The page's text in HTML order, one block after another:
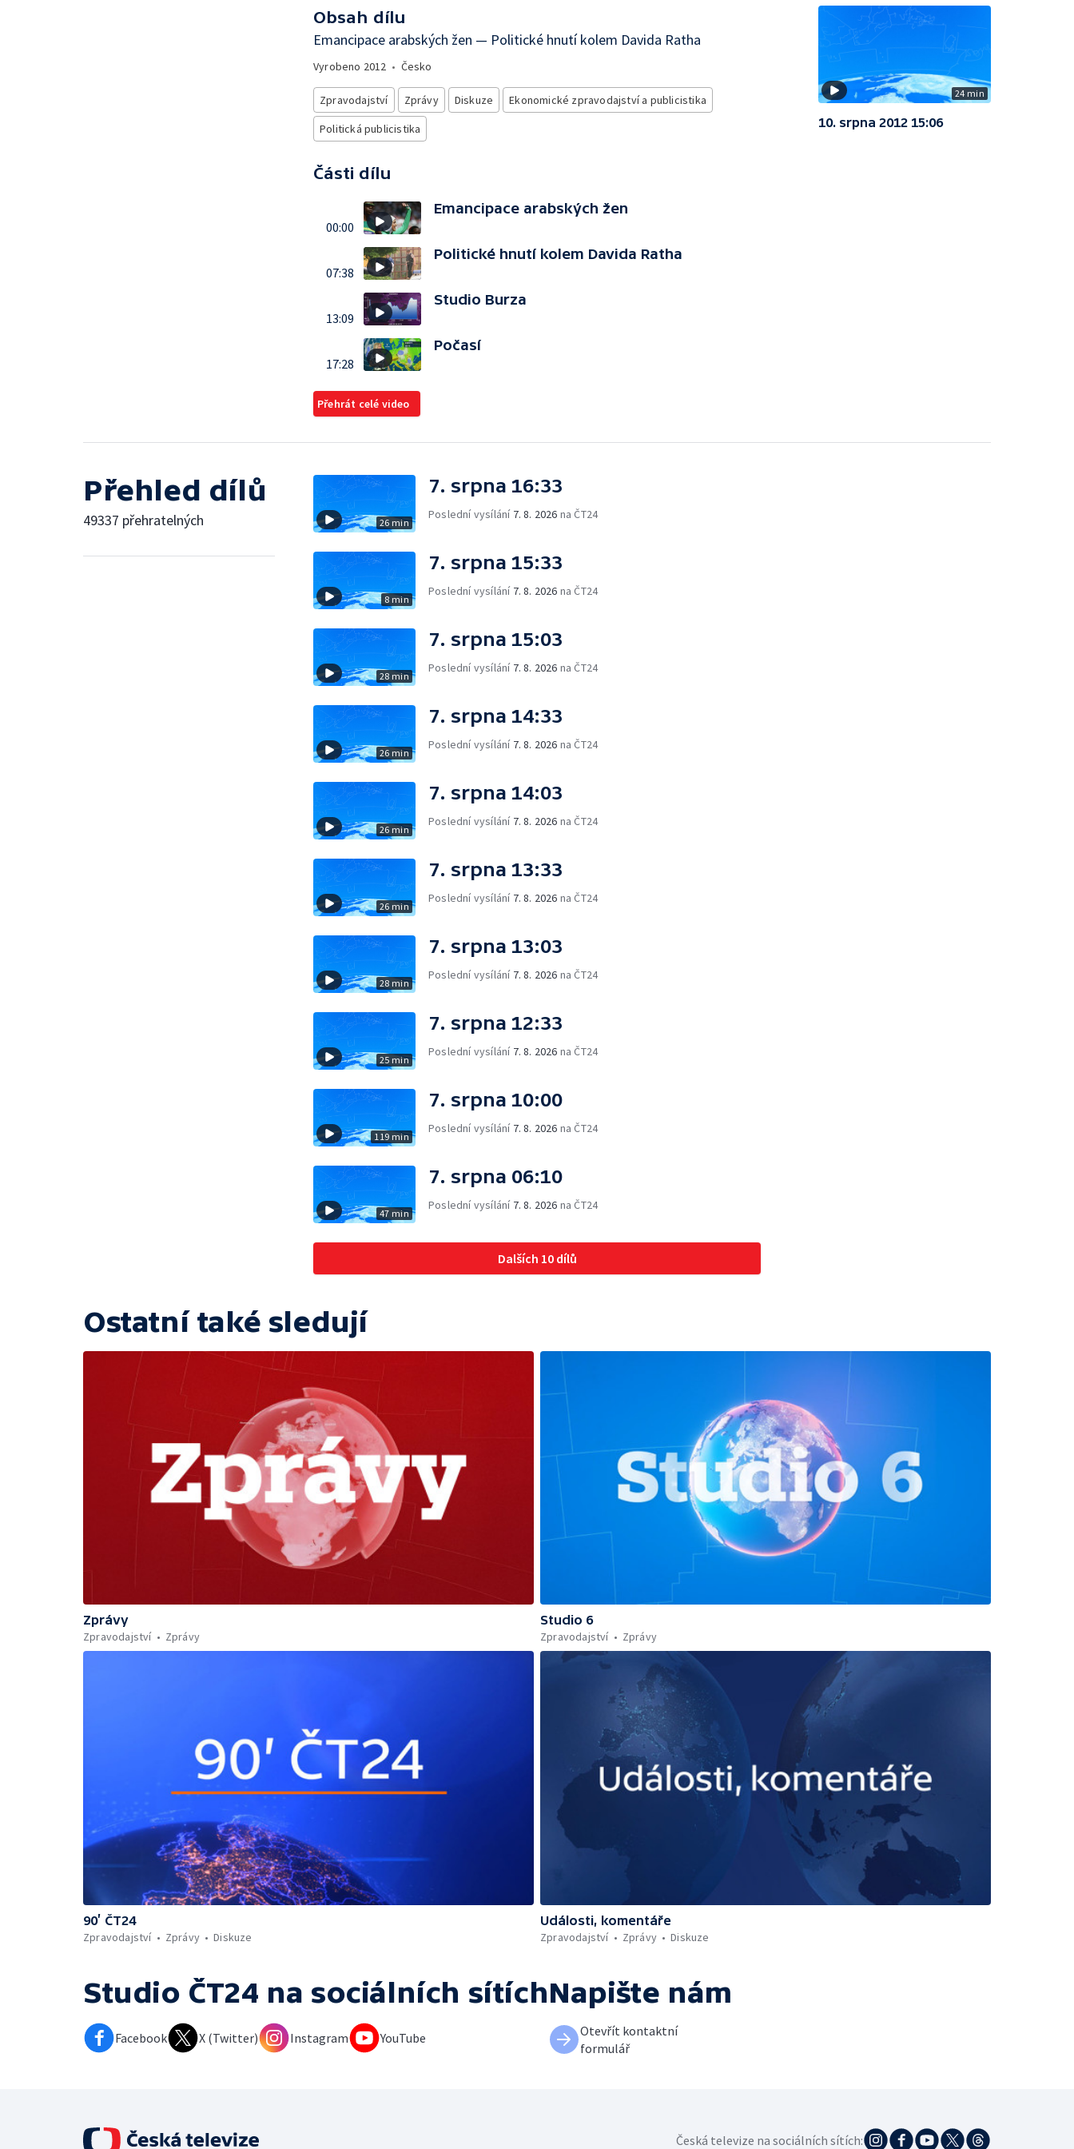
Obsah dílu
Emancipace arabských žen — Politické hnutí kolem Davida Ratha
Vyrobeno 2012 • Česko
Zpravodajství Zprávy Diskuze
Ekonomické zpravodajství a publicistika
Politická publicistika
Části dílu
00:00
Emancipace arabských žen
07:38
Politické hnutí kolem Davida Ratha
13:09
Studio Burza
17:28
Počasí
Přehrát celé video
24 min
10. srpna 2012 15:06
Přehled dílů
49337 přehratelných 26 min
7. srpna 16:33
Poslední vysílání 7. 8. 2026 na ČT24
8 min
7. srpna 15:33
Poslední vysílání 7. 8. 2026 na ČT24
28 min
7. srpna 15:03
Poslední vysílání 7. 8. 2026 na ČT24
26 min
7. srpna 14:33
Poslední vysílání 7. 8. 2026 na ČT24
26 min
7. srpna 14:03
Poslední vysílání 7. 8. 2026 na ČT24
26 min
7. srpna 13:33
Poslední vysílání 7. 8. 2026 na ČT24
28 min
7. srpna 13:03
Poslední vysílání 7. 8. 2026 na ČT24
25 min
7. srpna 12:33
Poslední vysílání 7. 8. 2026 na ČT24
119 min
7. srpna 10:00
Poslední vysílání 7. 8. 2026 na ČT24
47 min
7. srpna 06:10
Poslední vysílání 7. 8. 2026 na ČT24
Dalších 10 dílů
Ostatní také sledují
Zprávy
Zpravodajství
Zprávy
Studio 6
Zpravodajství
Zprávy
90’ ČT24
Zpravodajství
Zprávy Diskuze
Události, komentáře
Zpravodajství
Zprávy Diskuze
Studio ČT24 na sociálních sítích
Facebook X (Twitter) Instagram YouTube
Napište nám
Otevřít kontaktní
formulář
Česká televize na sociálních sítích: